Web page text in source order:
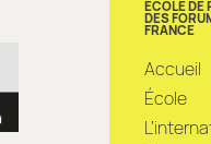
ÉCOLE DE
DES
FRANCE
Accueil
École